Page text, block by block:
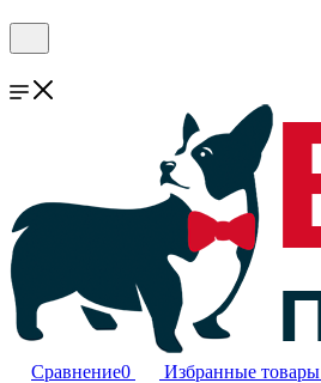
Сравнение0 Избранные товары